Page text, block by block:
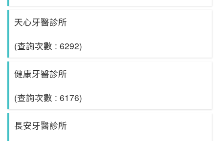
天心牙醫診所
(查詢次數 : 6292)
健康牙醫診所
(查詢次數 : 6176)
長安牙醫診所